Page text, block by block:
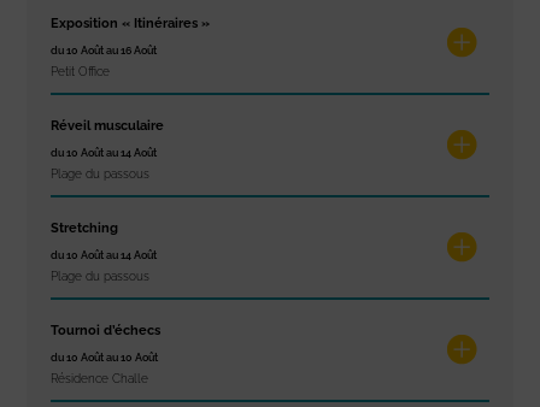
Exposition « Itinéraires »
du 10 Août au 16 Août
Petit Office
Réveil musculaire
du 10 Août au 14 Août
Plage du passous
Stretching
du 10 Août au 14 Août
Plage du passous
Tournoi d’échecs
du 10 Août au 10 Août
Résidence Challe